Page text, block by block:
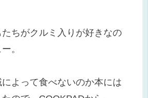
ちがクルミ入りが好きなの
。
によって食べないのか本には